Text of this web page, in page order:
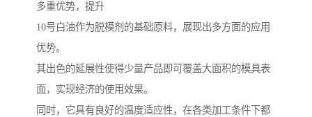
多重优势，提升
10号白油作为脱模剂的基础原料，展现出多方面的应用
优势。
其出色的延展性使得少量产品即可覆盖大面积的模具表
面，实现经济的使用效果。
同时，它具有良好的温度适应性，在各类加工条件下都